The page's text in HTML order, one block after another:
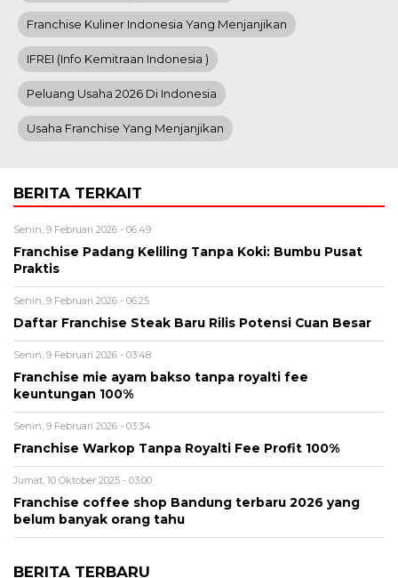
Franchise Kuliner Indonesia Yang Menjanjikan
IFREI (info Kemitraan Indonesia )
Peluang Usaha 2026 Di Indonesia
Usaha Franchise Yang Menjanjikan
BERITA TERKAIT
Senin, 9 Februari 2026 - 06:49
Franchise Padang Keliling Tanpa Koki: Bumbu Pusat
Praktis
Senin, 9 Februari 2026 - 06:25
Daftar Franchise Steak Baru Rilis Potensi Cuan Besar
Senin, 9 Februari 2026 - 03:48
Franchise mie ayam bakso tanpa royalti fee
keuntungan 100%
Senin, 9 Februari 2026 - 03:34
Franchise Warkop Tanpa Royalti Fee Profit 100%
Jumat, 10 Oktober 2025 - 03:00
Franchise coffee shop Bandung terbaru 2026 yang
belum banyak orang tahu
BERITA TERBARU